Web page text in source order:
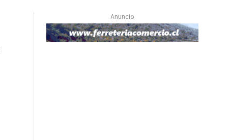
Anuncio